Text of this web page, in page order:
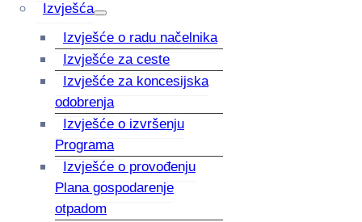
Izvješća
Izvješće o radu načelnika
Izvješće za ceste
Izvješće za koncesijska
odobrenja
Izvješće o izvršenju
Programa
Izvješće o provođenju
Plana gospodarenje
otpadom